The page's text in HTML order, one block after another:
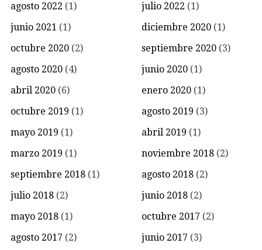
agosto 2022 (1) julio 2022 (1)
junio 2021 (1) diciembre 2020 (1)
octubre 2020 (2) septiembre 2020 (3)
agosto 2020 (4) junio 2020 (1)
abril 2020 (6) enero 2020 (1)
octubre 2019 (1) agosto 2019 (3)
mayo 2019 (1) abril 2019 (1)
marzo 2019 (1) noviembre 2018 (2)
septiembre 2018 (1) agosto 2018 (2)
julio 2018 (2) junio 2018 (2)
mayo 2018 (1) octubre 2017 (2)
agosto 2017 (2) junio 2017 (3)